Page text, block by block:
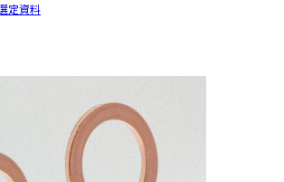
定資料